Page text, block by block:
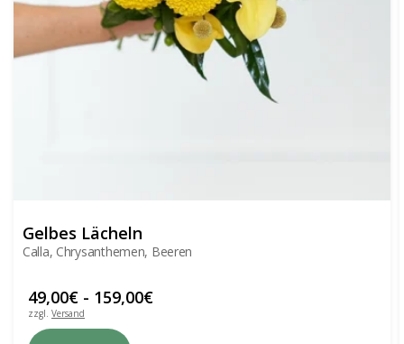
Gelbes Lächeln
Calla, Chrysanthemen, Beeren
49,00€ - 159,00€
zzgl. Versand